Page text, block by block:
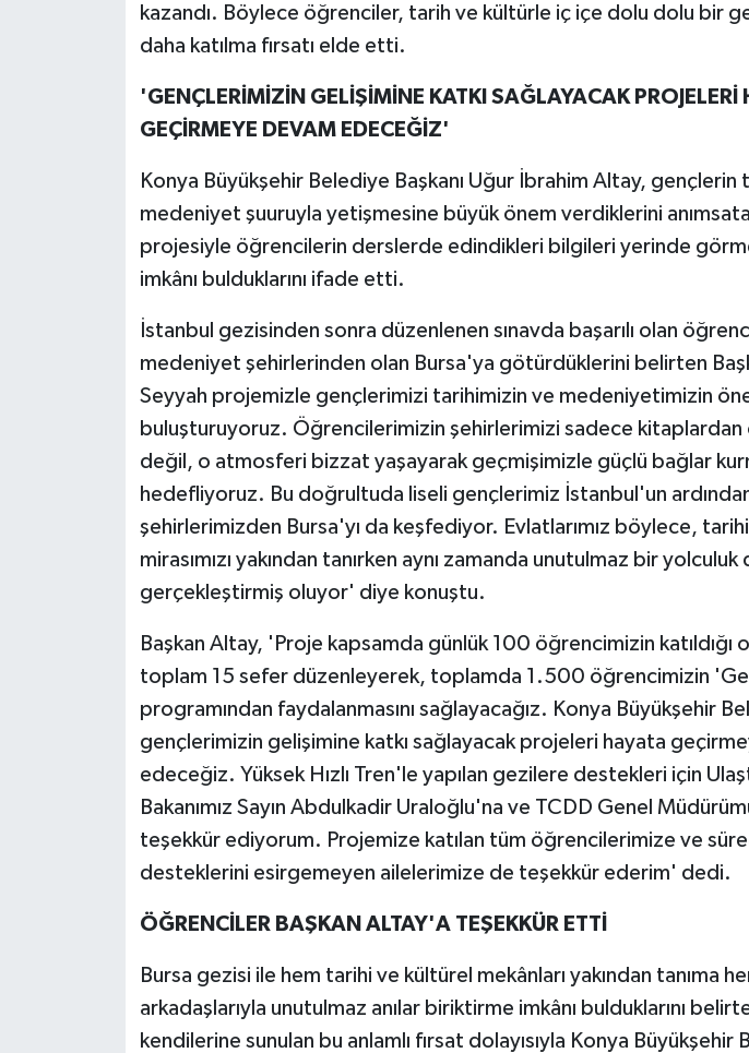
kazandı. Böylece öğrenciler, tarih ve kültürle iç içe dolu dolu bir
daha katılma fırsatı elde etti.
'GENÇLERİMİZİN GELİŞİMİNE KATKI SAĞLAYACAK PROJELERİ
GEÇİRMEYE DEVAM EDECEĞİZ'
Konya Büyükşehir Belediye Başkanı Uğur İbrahim Altay, gençlerin
medeniyet şuuruyla yetişmesine büyük önem verdiklerini
projesiyle öğrencilerin derslerde edindikleri bilgileri yerinde
imkânı bulduklarını ifade etti.
İstanbul gezisinden sonra düzenlenen sınavda başarılı olan
medeniyet şehirlerinden olan Bursa'ya götürdüklerini belirten
Seyyah projemizle gençlerimizi tarihimizin ve medeniyetimizin
buluşturuyoruz. Öğrencilerimizin şehirlerimizi sadece
değil, o atmosferi bizzat yaşayarak geçmişimizle güçlü bağlar
hedefliyoruz. Bu doğrultuda liseli gençlerimiz İstanbul'un
şehirlerimizden Bursa'yı da keşfediyor. Evlatlarımız böylece,
mirasımızı yakından tanırken aynı zamanda unutulmaz bir
gerçekleştirmiş oluyor' diye konuştu.
Başkan Altay, 'Proje kapsamda günlük 100 öğrencimizin katıldığı
toplam 15 sefer düzenleyerek, toplamda 1.500 öğrencimizin
programından faydalanmasını sağlayacağız. Konya Büyükşehir
gençlerimizin gelişimine katkı sağlayacak projeleri hayata
edeceğiz. Yüksek Hızlı Tren'le yapılan gezilere destekleri için
Bakanımız Sayın Abdulkadir Uraloğlu'na ve TCDD Genel
teşekkür ediyorum. Projemize katılan tüm öğrencilerimize ve
desteklerini esirgemeyen ailelerimize de teşekkür ederim' dedi.
ÖĞRENCİLER BAŞKAN ALTAY'A TEŞEKKÜR ETTİ
Bursa gezisi ile hem tarihi ve kültürel mekânları yakından tanıma
arkadaşlarıyla unutulmaz anılar biriktirme imkânı bulduklarını
kendilerine sunulan bu anlamlı fırsat dolayısıyla Konya Büyükşehir